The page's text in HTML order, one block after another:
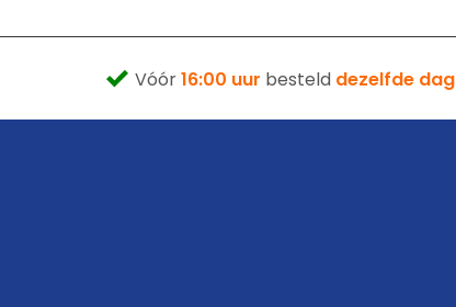
Vóór16:00 uur besteld dezelfde dag